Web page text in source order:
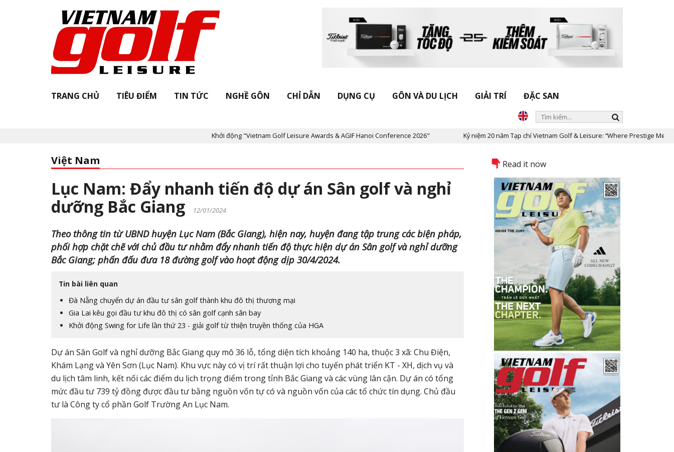
TRANG CHỦ TIÊU ĐIỂM TIN TỨC NGHỀ GÔN CHỈ DẪN DỤNG CỤ GÔN VÀ DU LỊCH GIẢI TRÍ ĐẶC SAN
Khởi động "Vietnam Golf Leisure Awards & AGIF Hanoi Conference 2026" Kỷ niệm 20 năm Tạp chí Vietnam Golf & Leisure: “Where Prestige Meets Legacy”
Việt Nam
Lục Nam: Đẩy nhanh tiến độ dự án Sân golf và nghỉ
dưỡng Bắc Giang
12/01/2024
Theo thông tin từ UBND huyện Lục Nam (Bắc Giang), hiện nay, huyện đang tập trung các biện pháp,
phối hợp chặt chẽ với chủ đầu tư nhằm đẩy nhanh tiến độ thực hiện dự án Sân golf và nghỉ dưỡng
Bắc Giang; phấn đấu đưa 18 đường golf vào hoạt động dịp 30/4/2024.
Tin bài liên quan
Đà Nẵng chuyển dự án đầu tư sân golf thành khu đô thị thương mại
Gia Lai kêu gọi đầu tư khu đô thị có sân golf cạnh sân bay
Khởi động Swing for Life lần thứ 23 - giải golf từ thiện truyền thống của HGA
Dự án Sân Golf và nghỉ dưỡng Bắc Giang quy mô 36 lỗ, tổng diện tích khoảng 140 ha, thuộc 3 xã: Chu Điện,
Khám Lạng và Yên Sơn (Lục Nam). Khu vực này có vị trí rất thuận lợi cho tuyến phát triển KT - XH, dịch vụ và
du lịch tâm linh, kết nối các điểm du lịch trọng điểm trong tỉnh Bắc Giang và các vùng lân cận. Dự án có tổng
mức đầu tư 739 tỷ đồng được đầu tư bằng nguồn vốn tự có và nguồn vốn của các tổ chức tín dụng. Chủ đầu
tư là Công ty cổ phần Golf Trường An Lục Nam.
Read it now